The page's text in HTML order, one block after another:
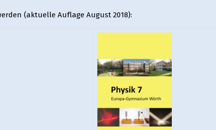
(aktuelle Auflage August 2018):